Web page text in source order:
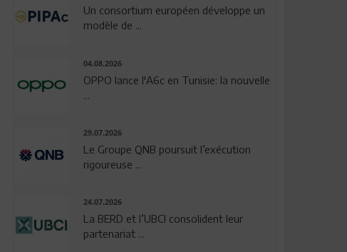
Un consortium européen développe un
modèle de ...
04.08.2026
OPPO lance l'A6c en Tunisie: la nouvelle
29.07.2026
Le Groupe QNB poursuit l’exécution
rigoureuse ...
24.07.2026
La BERD et l’UBCI consolident leur
partenariat ...